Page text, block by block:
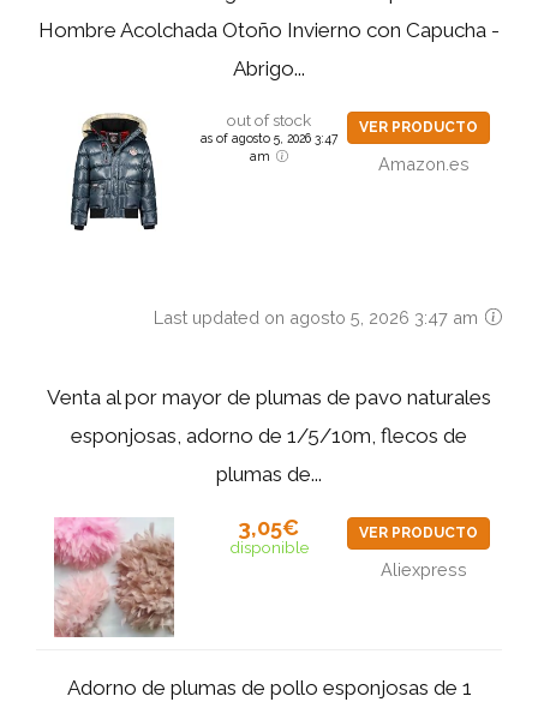
Hombre Acolchada Otoño Invierno con Capucha -
Abrigo...
out of stock
as of agosto 5, 2026 3:47
am
VER PRODUCTO
Amazon.es
Last updated on agosto 5, 2026 3:47 am
Venta al por mayor de plumas de pavo naturales
esponjosas, adorno de 1/5/10m, flecos de
plumas de...
3,05€
disponible
VER PRODUCTO
Aliexpress
Adorno de plumas de pollo esponjosas de 1